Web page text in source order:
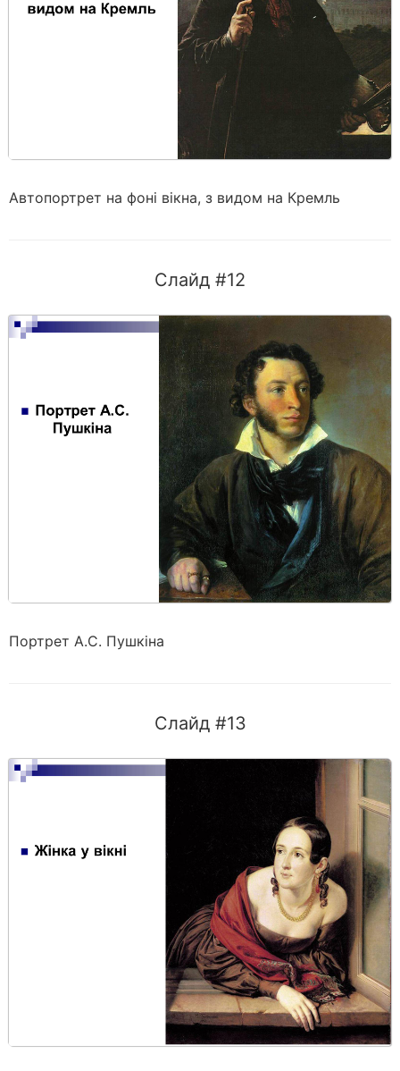
Автопортрет на фоні вікна, з видом на Кремль
Слайд #12
Портрет А.С. Пушкіна
Слайд #13